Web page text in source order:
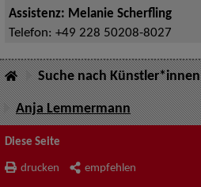
Assistenz: Melanie Scherfling
Telefon: +49 228 50208-8027
Suche nach Künstler*innen
Anja Lemmermann
Diese Seite
drucken empfehlen